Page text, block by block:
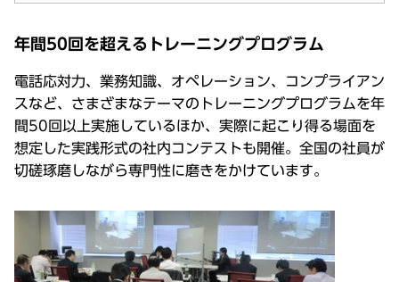
年間50回を超えるトレーニングプログラム
電話応対力、業務知識、オペレーション、コンプライアン
スなど、さまざまなテーマのトレーニングプログラムを年
間50回以上実施しているほか、実際に起こり得る場面を
想定した実践形式の社内コンテストも開催。全国の社員が
切磋琢磨しながら専門性に磨きをかけています。